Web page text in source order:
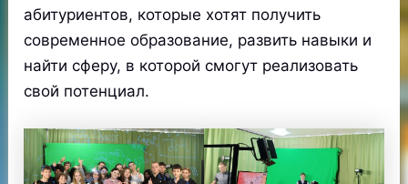
абитуриентов, которые хотят получить
современное образование, развить навыки и
найти сферу, в которой смогут реализовать
свой потенциал.